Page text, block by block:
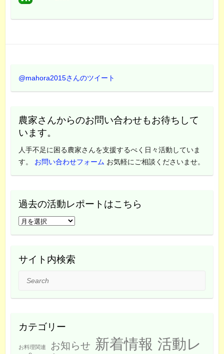
@mahora2015さんのツイート
農家さんからのお問い合わせもお待ちして
います。
人手不足に困る農家さんを支援するべく日々活動していま
す。 お問い合わせフォーム お気軽にご相談くださいませ。
過去の活動レポートはこちら
過
去
活
は
サイト内検索
Search
カテゴリー
お料理関連 お知らせ 新着情報 活動レ